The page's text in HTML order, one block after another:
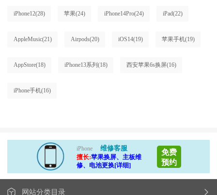
iPhone12(28) 苹果(24) iPhone14Pro(24) iPad(22)
AppleMusic(21) Airpods(20) iOS14(19) 苹果手机(19)
AppStore(18) iPhone13系列 (18) 西安苹果6s换屏(16)
iPhone手机(16)
iPhone
维修客服
擅长:苹果换屏、主板维
修、电池更换[详细]
免费
预约
网站分类目录